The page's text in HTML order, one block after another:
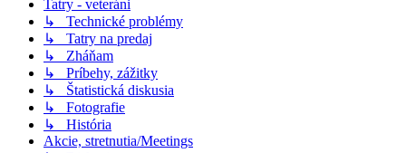
Tatry - veteráni
↳ Technické problémy
↳ Tatry na predaj
↳ Zháňam
↳ Príbehy, zážitky
↳ Štatistická diskusia
↳ Fotografie
↳ História
Akcie, stretnutia/Meetings